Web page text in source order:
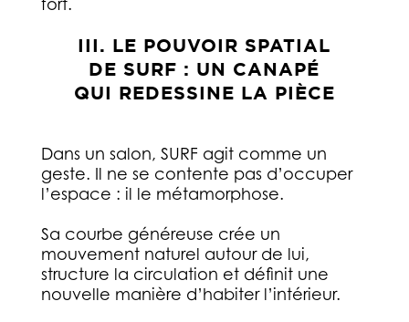
III. LE POUVOIR SPATIAL
DE SURF : UN CANAPÉ
QUI REDESSINE LA PIÈCE
Dans un salon, SURF agit comme un
geste. Il ne se contente pas d’occuper
l’espace : il le métamorphose.
Sa courbe généreuse crée un
mouvement naturel autour de lui,
structure la circulation et définit une
nouvelle manière d’habiter l’intérieur.